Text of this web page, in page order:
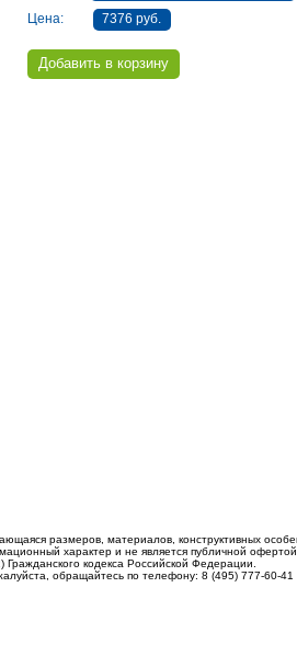
Цена: 7376 руб.
размеров, материалов, конструктивных
характер и не является публичной офертой,
кодекса Российской Федерации.
обращайтесь по телефону: 8 (495) 777-60-41